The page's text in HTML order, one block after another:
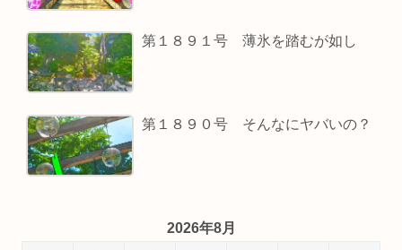
第１８９１号 薄氷を踏むが如し
第１８９０号 そんなにヤバいの？
2026年8月